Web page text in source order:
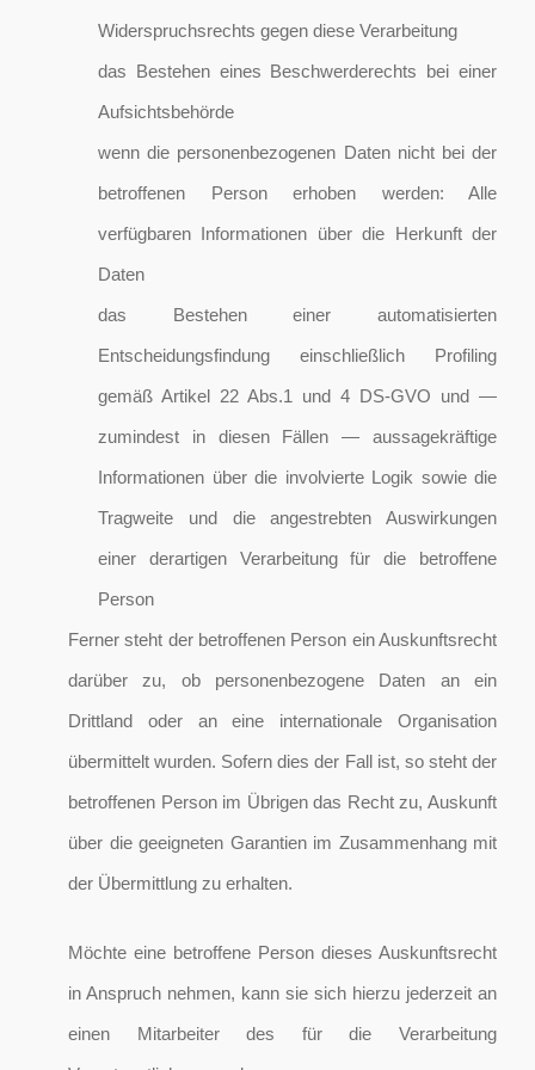
Widerspruchsrechts gegen diese Verarbeitung
das Bestehen eines Beschwerderechts bei einer
Aufsichtsbehörde
wenn die personenbezogenen Daten nicht bei der
betroffenen Person erhoben werden: Alle
verfügbaren Informationen über die Herkunft der
Daten
das Bestehen einer automatisierten
Entscheidungsfindung einschließlich Profiling
gemäß Artikel 22 Abs.1 und 4 DS-GVO und —
zumindest in diesen Fällen — aussagekräftige
Informationen über die involvierte Logik sowie die
Tragweite und die angestrebten Auswirkungen
einer derartigen Verarbeitung für die betroffene
Person
Ferner steht der betroffenen Person ein Auskunftsrecht
darüber zu, ob personenbezogene Daten an ein
Drittland oder an eine internationale Organisation
übermittelt wurden. Sofern dies der Fall ist, so steht der
betroffenen Person im Übrigen das Recht zu, Auskunft
über die geeigneten Garantien im Zusammenhang mit
der Übermittlung zu erhalten.
Möchte eine betroffene Person dieses Auskunftsrecht
in Anspruch nehmen, kann sie sich hierzu jederzeit an
einen Mitarbeiter des für die Verarbeitung